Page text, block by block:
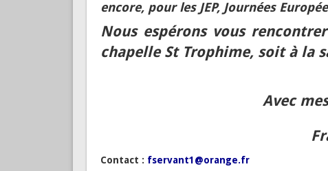
Vous nous retrouverez cet été, à la
encore, pour les JEP, Journées
Nous espérons vous
Françoise